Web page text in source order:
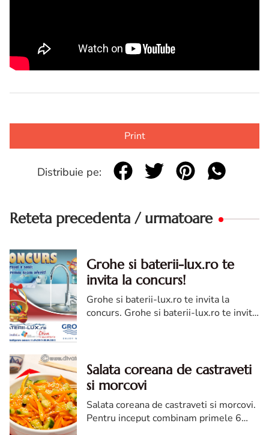
Print
Distribuie pe:
Reteta precedenta / urmatoare
Grohe si baterii-lux.ro te
invita la concurs!
Grohe si baterii-lux.ro te invita la
concurs. Grohe si baterii-lux.ro te invita
Salata coreana de castraveti
si morcovi
Salata coreana de castraveti si morcovi.
Pentru inceput combinam primele 6